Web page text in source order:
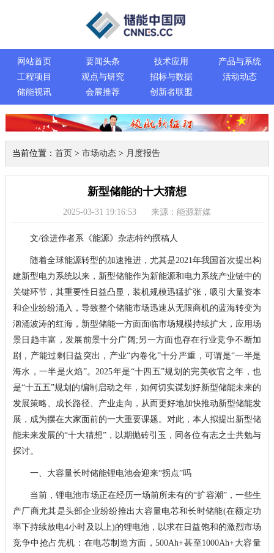
网站首页 要闻头条 技术应用
产品与系统
工程项目
观点与研究 招标与数据
活动动态
储能视讯
会展推荐 创新者联盟
当前位置： 首页> 市场动态> 月度报告
新型储能的十大猜想
2025-03-31 19:16:53 来源：能源新媒
文/徐进作者系《能源》杂志特约撰稿人
随着全球能源转型的加速推进，尤其是2021年我国首次提出构
建新型电力系统以来，新型储能作为新能源和电力系统产业链中的
关键环节，其重要性日益凸显，装机规模迅猛扩张，吸引大量资本
和企业纷纷涌入，导致整个储能市场迅速从无限商机的蓝海转变为
汹涌波涛的红海，新型储能一方面面临市场规模持续扩大，应用场
景日趋丰富，发展前景十分广阔;另一方面也存在行业竞争不断加
剧，产能过剩日益突出，产业“内卷化”十分严重，可谓是“一半是
海水，一半是火焰”。2025年是“十四五”规划的完美收官之年，也
是“十五五”规划的编制启动之年，如何切实谋划好新型储能未来的
发展策略、成长路径、产业走向，从而更好地加快推动新型储能发
展，成为摆在大家面前的一大重要课题。对此，本人拟提出新型储
能未来发展的“十大猜想”，以期抛砖引玉，同各位有志之士共勉与
探讨。
一、大容量长时储能锂电池会迎来“拐点”吗
当前，锂电池市场正在经历一场前所未有的“扩容潮”，一些生
产厂商尤其是头部企业纷纷推出大容量电芯和长时储能(在额定功
率下持续放电4小时及以上)的锂电池，以求在日益饱和的激烈市场
竞争中抢占先机：在电芯制造方面，500Ah+甚至1000Ah+大容量